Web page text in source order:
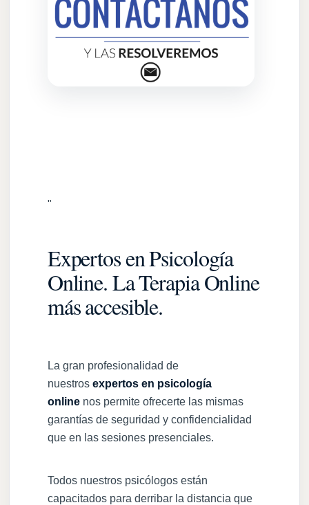
"
Expertos en Psicología
Online. La Terapia Online
más accesible.
La gran profesionalidad de
nuestros expertos en psicología
online nos permite ofrecerte las mismas
garantías de seguridad y confidencialidad
que en las sesiones presenciales.
Todos nuestros psicólogos están
capacitados para derribar la distancia que